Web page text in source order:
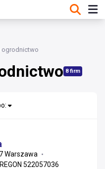
ogrodnictwo
8 firm
Warszawa
REGON 522057036